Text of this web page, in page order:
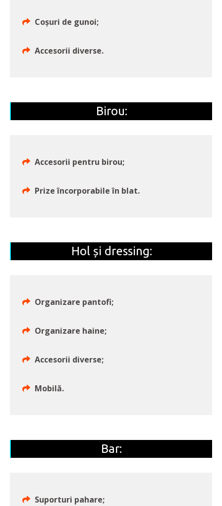
Coșuri de gunoi;
Accesorii diverse.
Birou:
Accesorii pentru birou;
Prize încorporabile în blat.
Hol și dressing:
Organizare pantofi;
Organizare haine;
Accesorii diverse;
Mobilă.
Bar:
Suporturi pahare;